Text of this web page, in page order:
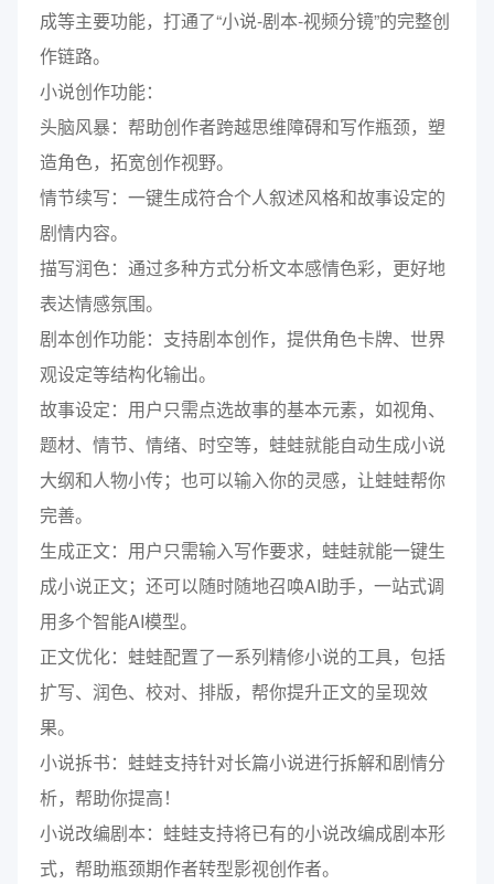
成等主要功能，打通了“小说-剧本-视频分镜”的完整创
作链路。
小说创作功能：
头脑风暴：帮助创作者跨越思维障碍和写作瓶颈，塑
造角色，拓宽创作视野。
情节续写：一键生成符合个人叙述风格和故事设定的
剧情内容。
描写润色：通过多种方式分析文本感情色彩，更好地
表达情感氛围。
剧本创作功能：支持剧本创作，提供角色卡牌、世界
观设定等结构化输出。
故事设定：用户只需点选故事的基本元素，如视角、
题材、情节、情绪、时空等，蛙蛙就能自动生成小说
大纲和人物小传；也可以输入你的灵感，让蛙蛙帮你
完善。
生成正文：用户只需输入写作要求，蛙蛙就能一键生
成小说正文；还可以随时随地召唤AI助手，一站式调
用多个智能AI模型。
正文优化：蛙蛙配置了一系列精修小说的工具，包括
扩写、润色、校对、排版，帮你提升正文的呈现效
果。
小说拆书：蛙蛙支持针对长篇小说进行拆解和剧情分
析，帮助你提高！
小说改编剧本：蛙蛙支持将已有的小说改编成剧本形
式，帮助瓶颈期作者转型影视创作者。